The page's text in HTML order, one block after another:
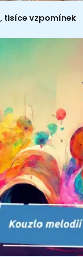
tisíce vzpomínek